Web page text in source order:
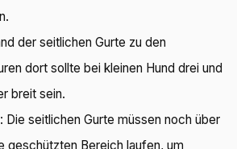
der seitlichen Gurte zu den
dort sollte bei kleinen Hund drei und
breit sein.
Die seitlichen Gurte müssen noch über
geschützten Bereich laufen, um